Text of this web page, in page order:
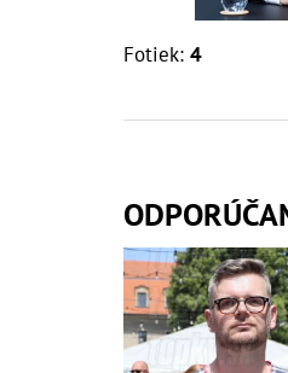
Fotiek: 4